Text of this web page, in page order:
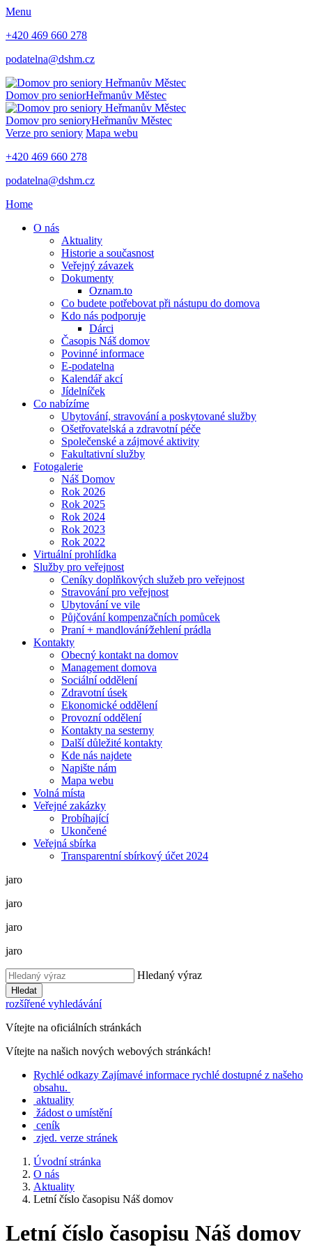
Menu
+420 469 660 278
podatelna@dshm.cz
Domov pro seniorHeřmanův Městec
Domov pro senioryHeřmanův Městec
Verze pro seniory Mapa webu
+420 469 660 278
podatelna@dshm.cz
Home
O nás
Aktuality
Historie a současnost
Veřejný závazek
Dokumenty
Oznam.to
Co budete potřebovat při nástupu do domova
Kdo nás podporuje
Dárci
Časopis Náš domov
Povinné informace
E-podatelna
Kalendář akcí
Jídelníček
Co nabízíme
Ubytování, stravování a poskytované služby
Ošetřovatelská a zdravotní péče
Společenské a zájmové aktivity
Fakultativní služby
Fotogalerie
Náš Domov
Rok 2026
Rok 2025
Rok 2024
Rok 2023
Rok 2022
Virtuální prohlídka
Služby pro veřejnost
Ceníky doplňkových služeb pro veřejnost
Stravování pro veřejnost
Ubytování ve vile
Půjčování kompenzačních pomůcek
Praní + mandlování⁄žehlení prádla
Kontakty
Obecný kontakt na domov
Management domova
Sociální oddělení
Zdravotní úsek
Ekonomické oddělení
Provozní oddělení
Kontakty na sesterny
Další důležité kontakty
Kde nás najdete
Napište nám
Mapa webu
Volná místa
Veřejné zakázky
Probíhající
Ukončené
Veřejná sbírka
Transparentní sbírkový účet 2024
jaro
jaro
jaro
jaro
Hledaný výraz
Hledat
rozšířené vyhledávání
Vítejte na oficiálních stránkách
Vítejte na našich nových webových stránkách!
Rychlé odkazy Zajímavé informace rychlé dostupné z našeho
obsahu.
aktuality
žádost o umístění
ceník
zjed. verze stránek
Úvodní stránka
O nás
Aktuality
Letní číslo časopisu Náš domov
Letní číslo časopisu Náš domov